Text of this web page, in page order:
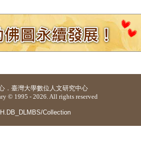
． 臺灣大學數位人文研究中心
© 1995 - 2026. All rights reserved
Collection